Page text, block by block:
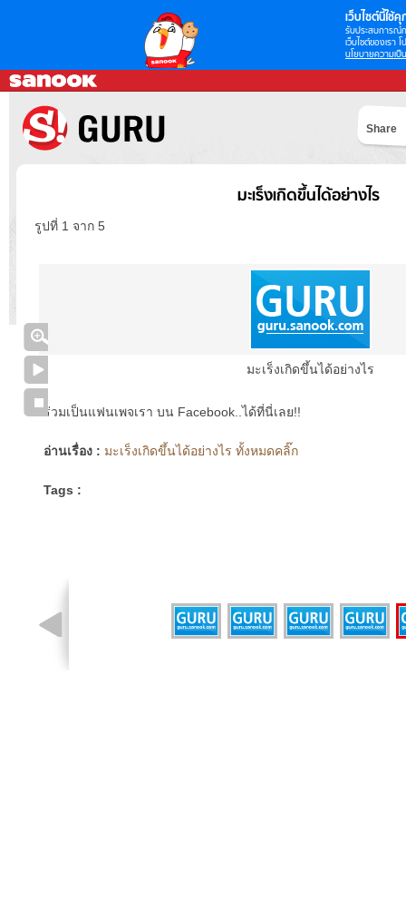
เว็บไซต์นี้ใช้คุ
รับประสบการณ์
เว็บไซต์ของเรา
นโยบายความเป็
Share
มะเร็งเกิดขึ้นได้อย่างไร
รูปที่ 1 จาก 5
มะเร็งเกิดขึ้นได้อย่างไร
ร่วมเป็นแฟนเพจเรา บน Facebook..ได้ที่นี่เลย!!
อ่านเรื่อง : มะเร็งเกิดขึ้นได้อย่างไร ทั้งหมดคลิ๊ก
Tags :